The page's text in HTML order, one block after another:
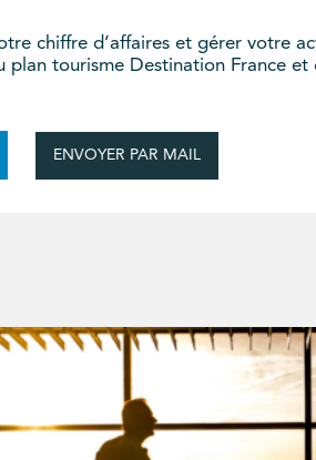
chiffre d’affaires et gérer votre
tourisme Destination France et
ENVOYER PAR MAIL